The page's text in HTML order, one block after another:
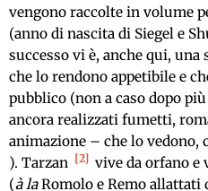
vengono raccolte in volume
(anno di nascita di Siegel e
successo vi è, anche qui,
che lo rendono appetibile e
pubblico (non a caso dopo
ancora realizzati fumetti,
animazione – che lo vedono,
). Tarzan
2
vive da orfano e
(à laRomolo e Remo allattati